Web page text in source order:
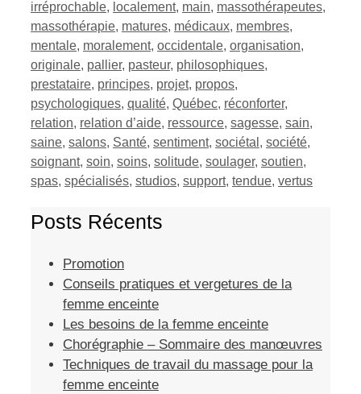
irréprochable, localement, main, massothérapeutes,
massothérapie, matures, médicaux, membres,
mentale, moralement, occidentale, organisation,
originale, pallier, pasteur, philosophiques,
prestataire, principes, projet, propos,
psychologiques, qualité, Québec, réconforter,
relation, relation d’aide, ressource, sagesse, sain,
saine, salons, Santé, sentiment, sociétal , société,
soignant, soin, soins, solitude, soulager, soutien,
spas, spécialisés, studios, support, tendue, vertus
Posts Récents
Promotion
Conseils pratiques et vergetures de la
femme enceinte
Les besoins de la femme enceinte
Chorégraphie – Sommaire des manœuvres
Techniques de travail du massage pour la
femme enceinte